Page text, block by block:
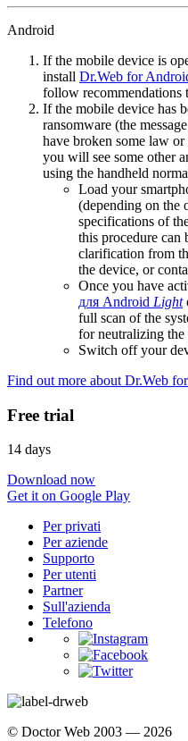
Android
If the mobile device is
install Dr.Web for
follow recommendations
If the mobile device has
ransomware (the
have broken some law or
you will see some other
using the handheld
Load your
(depending on the
specifications of
this procedure can
clarification from
the device, or
Once you have
для Android Light
full scan of the
for neutralizing the
Switch off your
Find out more about Dr.Web
Free trial
14 days
Download now
Get it on Google Play
Per privati
Per aziende
Supporto
Per utenti
Partner
Sull'azienda
Telefono
© Doctor Web 2003 — 2026